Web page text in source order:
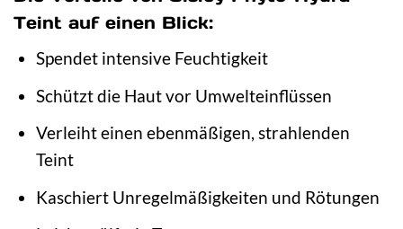
Teint auf einen Blick:
Spendet intensive Feuchtigkeit
Schützt die Haut vor Umwelteinflüssen
Verleiht einen ebenmäßigen, strahlenden
Teint
Kaschiert Unregelmäßigkeiten und Rötungen